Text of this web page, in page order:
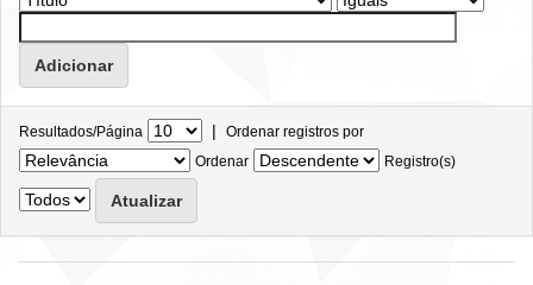
Resultados/Página | Ordenar registros por
Ordenar
Registro(s)